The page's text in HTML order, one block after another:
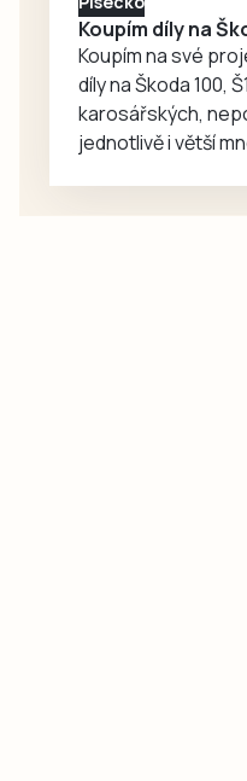
Koupím díly na
Koupím na své
díly na Škoda 100,
karosářských,
jednotlivě i větší